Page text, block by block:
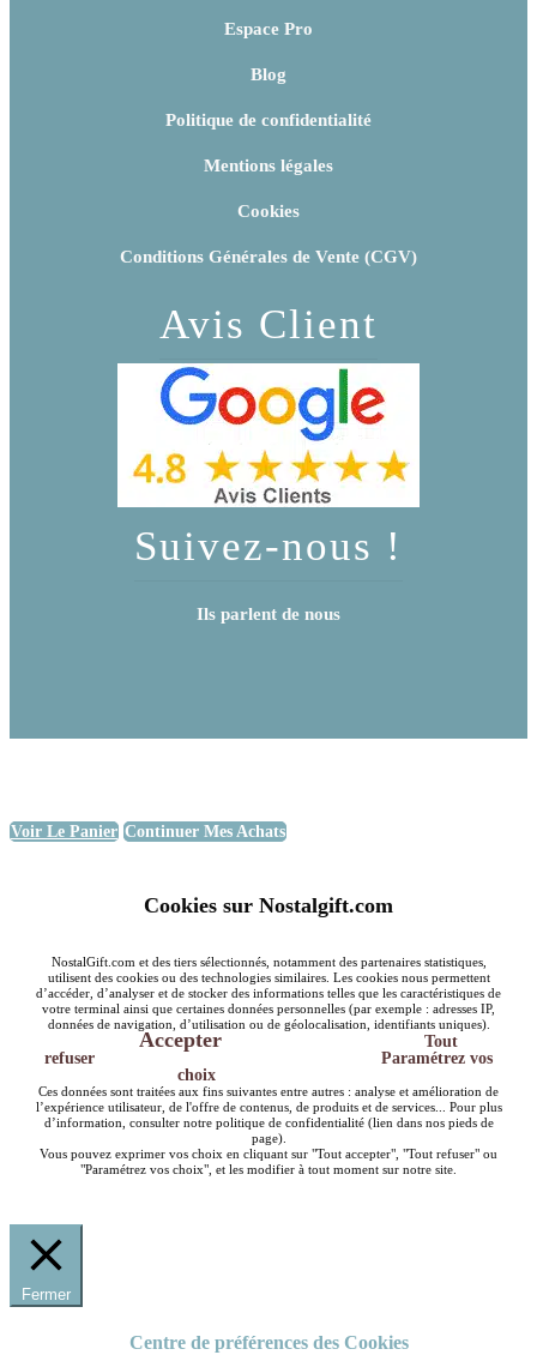
Espace Pro
Blog
Politique de confidentialité
Mentions légales
Cookies
Conditions Générales de Vente (CGV)
Avis Client
Suivez-nous !
Ils parlent de nous
Voir Le Panier Continuer Mes Achats
Cookies sur Nostalgift.com
NostalGift.com et des tiers sélectionnés, notamment des partenaires statistiques,
utilisent des cookies ou des technologies similaires. Les cookies nous permettent
d’accéder, d’analyser et de stocker des informations telles que les caractéristiques de
votre terminal ainsi que certaines données personnelles (par exemple : adresses IP,
données de navigation, d’utilisation ou de géolocalisation, identifiants uniques).
Accepter
Tout
refuser
Paramétrez vos
choix
Ces données sont traitées aux fins suivantes entre autres : analyse et amélioration de
l’expérience utilisateur, de l'offre de contenus, de produits et de services... Pour plus
d’information, consulter notre politique de confidentialité (lien dans nos pieds de
page).
Vous pouvez exprimer vos choix en cliquant sur "Tout accepter", "Tout refuser" ou
"Paramétrez vos choix", et les modifier à tout moment sur notre site.
Fermer
Centre de préférences des Cookies